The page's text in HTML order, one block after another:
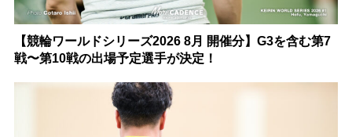
【競輪ワールドシリーズ2026 8月 開催分】G3を含む第7
戦〜第10戦の出場予定選手が決定！